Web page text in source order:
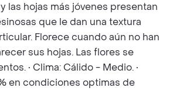
las hojas más jóvenes presentan
que le dan una textura
Florece cuando aún no han
sus hojas. Las flores se
• Clima: Cálido - Medio. •
en condiciones optimas de